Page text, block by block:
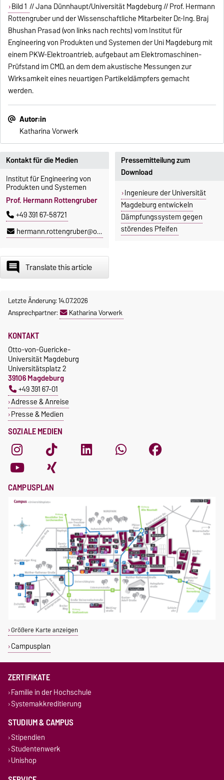
Bild 1 // Jana Dünnhaupt/Universität Magdeburg // Prof. Hermann
Rottengruber und der Wissenschaftliche Mitarbeiter Dr.-Ing. Braj
Bhushan Prasad (von links nach rechts) vom Institut für
Engineering von Produkten und Systemen der Uni Magdeburg mit
einem PKW-Elektroantrieb, aufgebaut am Elektromaschinen-
Prüfstand im CMD, an dem dem akustische Messungen zur
Wirksamkeit eines neuartigen Partikeldämpfers gemacht
werden.
Autor:in
Katharina Vorwerk
Kontakt für die Medien
Institut für Engineering von
Produkten und Systemen
Prof. Hermann Rottengruber
+49 391 67-58721
hermann.rottengruber@ovgu.de
Pressemitteilung zum
Download
Ingenieure der Universität
Magdeburg entwickeln
Dämpfungssystem gegen
störendes Pfeifen
insert_comment Translate this article
Letzte Änderung: 14.07.2026
Ansprechpartner:
Katharina Vorwerk
SOZIALE MEDIEN
KONTAKT
Otto-von-Guericke-
Universität Magdeburg
Universitätsplatz 2
39106 Magdeburg
+49 391 67-01
Adresse & Anreise
Presse & Medien
CAMPUSPLAN
Größere Karte anzeigen
Campusplan
ZERTIFIKATE
Familie in der Hochschule
Systemakkreditierung
STUDIUM & CAMPUS
Stipendien
Studentenwerk
Unishop